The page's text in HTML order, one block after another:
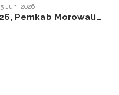
Juni 2026
Pemkab Morowali…